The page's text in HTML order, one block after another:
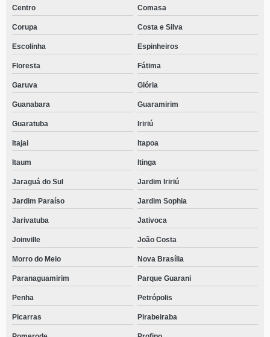
Centro Comasa
Corupa Costa e Silva
Escolinha Espinheiros
Floresta Fátima
Garuva Glória
Guanabara Guaramirim
Guaratuba Iririú
Itajai Itapoa
Itaum Itinga
Jaraguá do Sul Jardim Iririú
Jardim Paraíso Jardim Sophia
Jarivatuba Jativoca
Joinville João Costa
Morro do Meio Nova Brasília
Paranaguamirim Parque Guarani
Penha Petrópolis
Picarras Pirabeiraba